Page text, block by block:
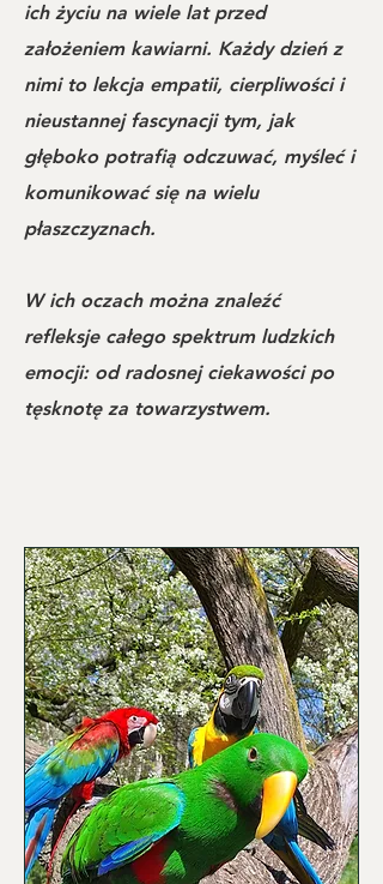
ich życiu na wiele lat przed
założeniem kawiarni. Każdy dzień z
nimi to lekcja empatii, cierpliwości i
nieustannej fascynacji tym, jak
głęboko potrafią odczuwać, myśleć i
komunikować się na wielu
płaszczyznach.
W ich oczach można znaleźć
refleksje całego spektrum ludzkich
emocji: od radosnej ciekawości po
tęsknotę za towarzystwem.